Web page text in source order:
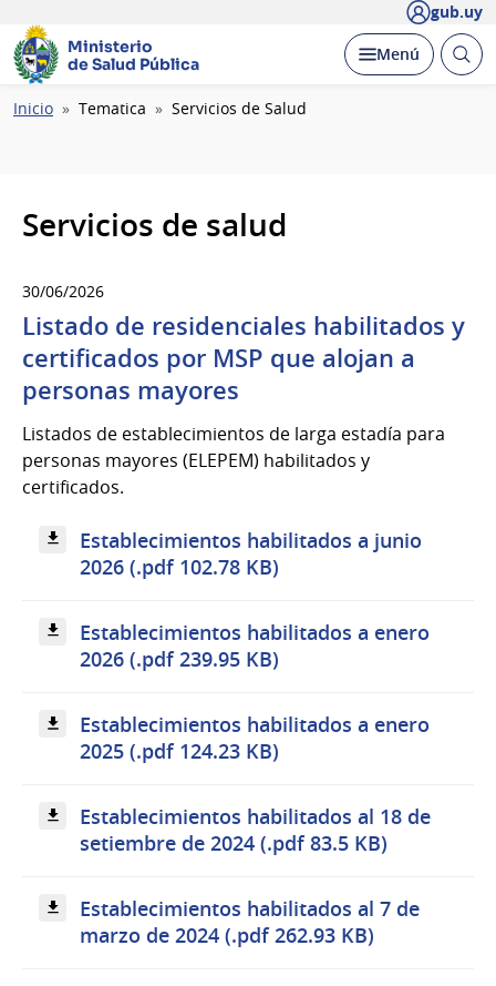
gub.uy
Ministerio
de Salud Pública
Desplegar
Menú Abrir
Ruta
Inicio Tematica Servicios de Salud
Servicios de salud
30/06/2026
Listado de residenciales habilitados y
certificados por MSP que alojan a
personas mayores
Listados de establecimientos de larga estadía para
personas mayores (ELEPEM) habilitados y
certificados.
Establecimientos habilitados a junio
2026 (.pdf 102.78 KB)
Establecimientos habilitados a enero
2026 (.pdf 239.95 KB)
Establecimientos habilitados a enero
2025 (.pdf 124.23 KB)
Establecimientos habilitados al 18 de
setiembre de 2024 (.pdf 83.5 KB)
Establecimientos habilitados al 7 de
marzo de 2024 (.pdf 262.93 KB)